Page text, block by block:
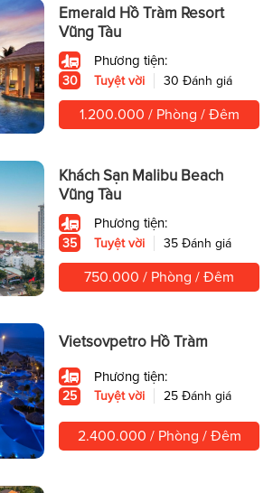
Emerald Hồ Tràm Resort
Vũng Tàu
Phương tiện:
30 Tuyệt vời 30 Đánh giá
1.200.000 / Phòng / Đêm
Khách Sạn Malibu Beach
Vũng Tàu
Phương tiện:
35 Tuyệt vời 35 Đánh giá
750.000 / Phòng / Đêm
Vietsovpetro Hồ Tràm
Phương tiện:
25 Tuyệt vời 25 Đánh giá
2.400.000 / Phòng / Đêm